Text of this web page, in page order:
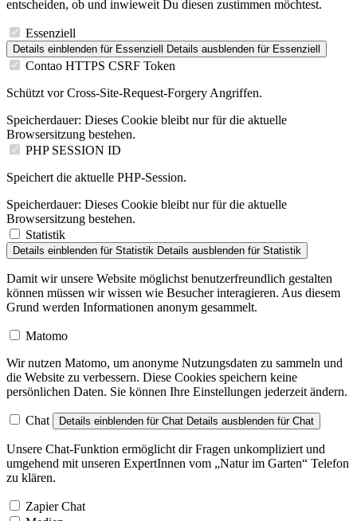
PHP SESSION ID
Speichert die aktuelle PHP-Session.
Speicherdauer:Dieses Cookie bleibt nur für die aktuelle
Statistik
Damit wir unsere Website möglichst benutzerfreundlich gestalten
können müssen wir wissen wie Besucher interagieren. Aus diesem
Wir nutzen Matomo, um anonyme Nutzungsdaten zu sammeln und
die Website zu verbessern. Diese Cookies speichern keine
persönlichen Daten. Sie können Ihre Einstellungen jederzeit ändern.
Chat Details einblendenfür Chat Details ausblendenfür Chat
Unsere Chat-Funktion ermöglicht dir Fragen unkompliziert und
zu klären.
Zapier Chat
Medien
Details einblendenfür Medien Details ausblendenfür Medien
Um Veranstaltungsorte anzuzeigen, Dienste von Google Maps bzw.
Facebook Pixel
YouTube
Google Maps
Auswahl speichern